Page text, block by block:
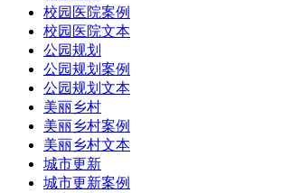
校园医院案例
校园医院文本
公园规划
公园规划案例
公园规划文本
美丽乡村
美丽乡村案例
美丽乡村文本
城市更新
城市更新案例